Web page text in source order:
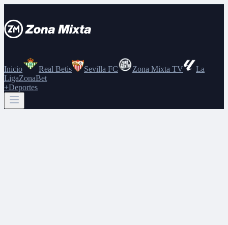
Inicio Real Betis Sevilla FC Zona Mixta TV
La
LigaZonaBet
+Deportes